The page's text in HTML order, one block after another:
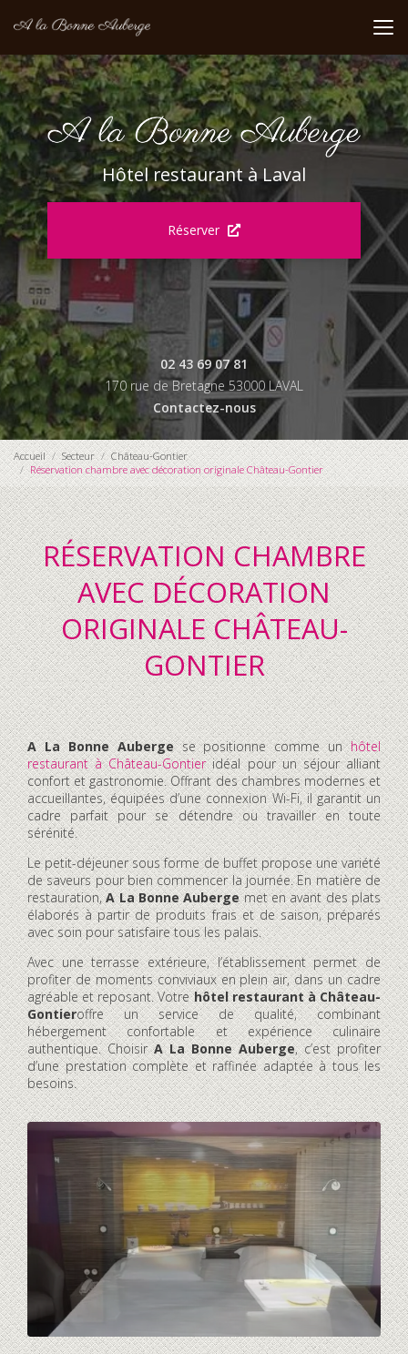
au
principal
Hôtel restaurant à Laval
Réserver
02 43 69 07 81
170 rue de Bretagne 53000 LAVAL
Contactez-nous
Accueil Secteur
Château-Gontier
Réservation chambre avec décoration originale Château-Gontier
RÉSERVATION CHAMBRE
AVEC DÉCORATION
ORIGINALE CHÂTEAU-
GONTIER
A La Bonne Aubergese positionne comme unhôtel
restaurant à Château-Gontieridéal pour un séjour alliant
confort et gastronomie. Offrant des chambres modernes et
accueillantes, équipées d’une connexion Wi-Fi, il garantit un
cadre parfait pour se détendre ou travailler en toute
sérénité.
Le petit-déjeuner sous forme de buffet propose une variété
de saveurs pour bien commencer la journée. En matière de
restauration,A La Bonne Aubergemet en avant des plats
élaborés à partir de produits frais et de saison, préparés
avec soin pour satisfaire tous les palais.
Avec une terrasse extérieure, l’établissement permet de
profiter de moments conviviaux en plein air, dans un cadre
agréable et reposant. Votrehôtel restaurant à Château-
Gontieroffre un service de qualité, combinant
hébergement confortable et expérience culinaire
authentique. ChoisirA La Bonne Auberge, c’est profiter
d’une prestation complète et raffinée adaptée à tous les
besoins.